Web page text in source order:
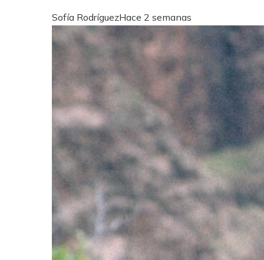
Sofía RodríguezHace 2 semanas